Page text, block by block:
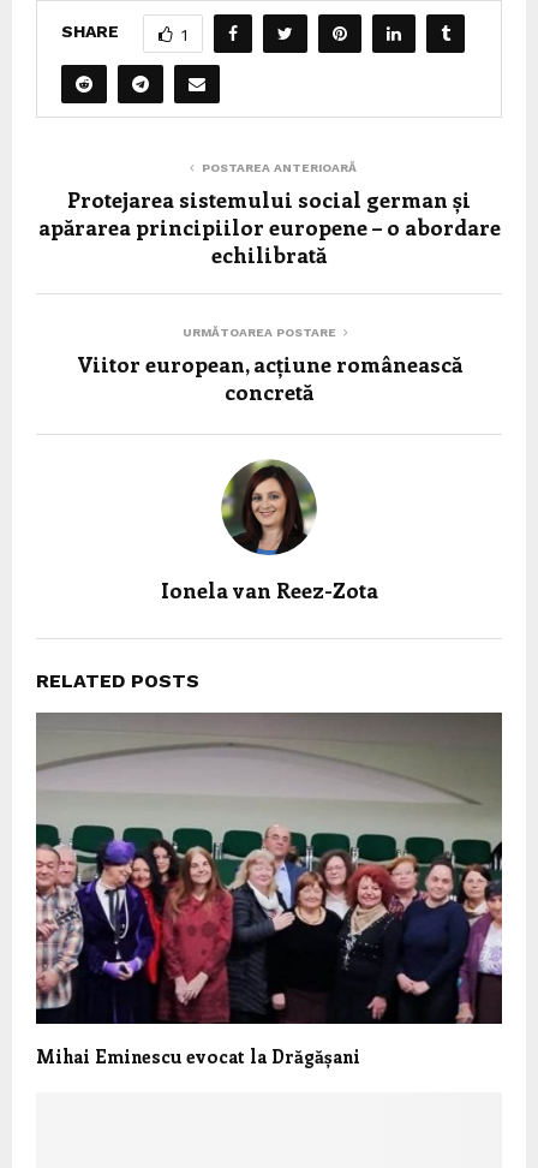
SHARE 1
POSTAREA ANTERIOARĂ
Protejarea sistemului social german și
apărarea principiilor europene – o abordare
echilibrată
URMĂTOAREA POSTARE
Viitor european, acțiune românească
concretă
Ionela van Reez-Zota
RELATED POSTS
Mihai Eminescu evocat la Drăgășani